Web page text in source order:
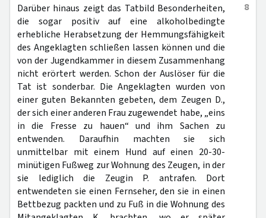
8
Darüber hinaus zeigt das Tatbild Besonderheiten,
die sogar positiv auf eine alkoholbedingte
erhebliche Herabsetzung der Hemmungsfähigkeit
des Angeklagten schließen lassen können und die
von der Jugendkammer in diesem Zusammenhang
nicht erörtert werden. Schon der Auslöser für die
Tat ist sonderbar. Die Angeklagten wurden von
einer guten Bekannten gebeten, dem Zeugen D.,
der sich einer anderen Frau zugewendet habe, „eins
in die Fresse zu hauen“ und ihm Sachen zu
entwenden. Daraufhin machten sie sich
unmittelbar mit einem Hund auf einen 20-30-
minütigen Fußweg zur Wohnung des Zeugen, in der
sie lediglich die Zeugin P. antrafen. Dort
entwendeten sie einen Fernseher, den sie in einen
Bettbezug packten und zu Fuß in die Wohnung des